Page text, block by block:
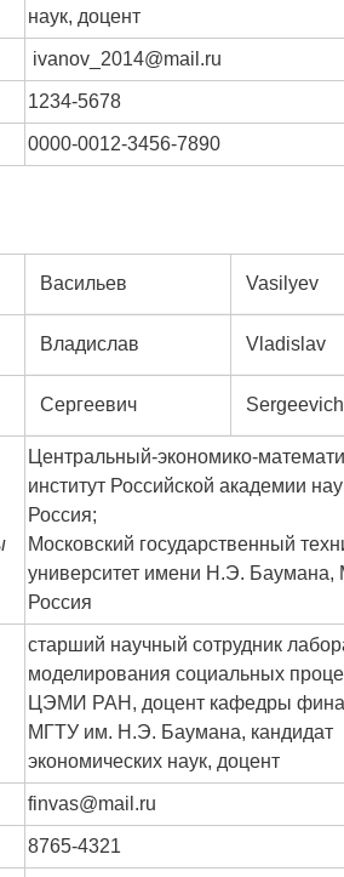
наук, доцент
ivanov_2014@mail.ru
1234-5678
0000-0012-3456-7890
Васильев Vasilyev
Владислав Vladislav
Сергеевич Sergeevich
Центральный-экономико-
институт Российской академии
Россия;
Московский государственный
университет имени Н.Э. Баумана,
Россия
старший научный сотрудник
моделирования социальных
ЦЭМИ РАН, доцент кафедры
МГТУ им. Н.Э. Баумана, кандидат
экономических наук, доцент
finvas@mail.ru
8765-4321